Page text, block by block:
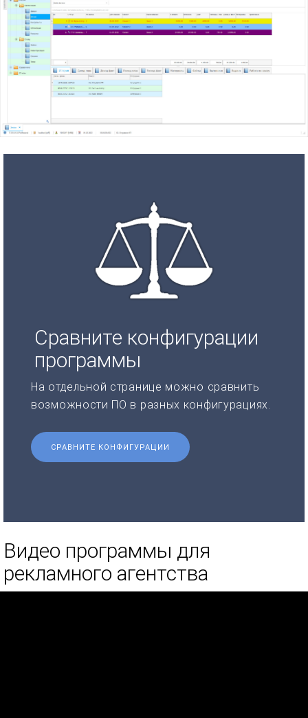
Сравните конфигурации
программы
На отдельной странице можно сравнить
возможности ПО в разных конфигурациях.
СРАВНИТЕ КОНФИГУРАЦИИ
Видео программы для
рекламного агентства